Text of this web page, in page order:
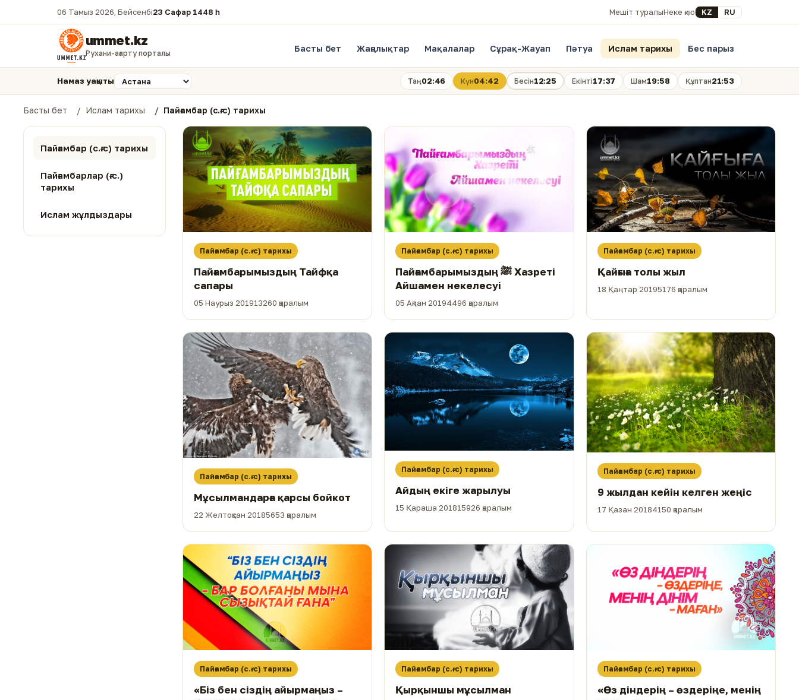
06 Тамыз 2026, Бейсенбі23 Сафар 1448 һ. Мешіт туралыНеке қиюSelect your language
KZ RU
ummet.kz
Рухани-ағарту порталы Басты бет Жаңалықтар Мақалалар Сұрақ-Жауап Пәтуа Ислам тарихы Бес парыз
Намаз уақыты Таң02:46 Күн04:42 Бесін12:25 Екінті17:37 Шам19:58 Құптан21:53
Басты бет Ислам тарихы Пайғамбар (с.ғ.с) тарихы
Пайғамбар (с.ғ.с) тарихы
Пайғамбарлар (ғ.с.)
тарихы
Ислам жұлдыздары
Пайғамбар (с.ғ.с) тарихы
Пайғамбарымыздың Тайфқа
сапары
05 Наурыз 201913260 қаралым
Пайғамбар (с.ғ.с) тарихы
Пайғамбарымыздың ﷺ Хазреті
Айшамен некелесуі
05 Ақпан 20194496 қаралым
Пайғамбар (с.ғ.с) тарихы
Қайғыға толы жыл
18 Қаңтар 20195176 қаралым
Пайғамбар (с.ғ.с) тарихы
Мұсылмандарға қарсы бойкот
22 Желтоқсан 20185653 қаралым
Пайғамбар (с.ғ.с) тарихы
Айдың екіге жарылуы
15 Қараша 201815926 қаралым
Пайғамбар (с.ғ.с) тарихы
9 жылдан кейін келген жеңіс
17 Қазан 20184150 қаралым
Пайғамбар (с.ғ.с) тарихы
«Біз бен сіздің айырмаңыз –
Пайғамбар (с.ғ.с) тарихы
Қырқыншы мұсылман
Пайғамбар (с.ғ.с) тарихы
«Өз діндерің – өздеріңе, менің